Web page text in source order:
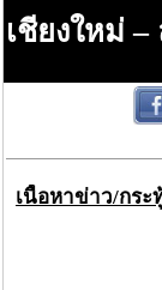
เชียงใหม่
เนื้อหาข่าว/กระ